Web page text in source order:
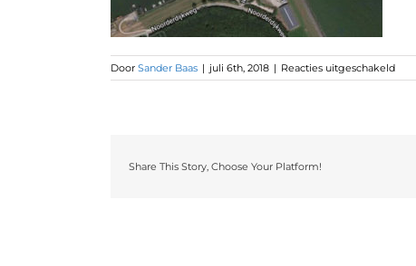
Door Sander Baas | juli 6th, 2018 | Reacties uitgeschakeld
Share This Story, Choose Your Platform!